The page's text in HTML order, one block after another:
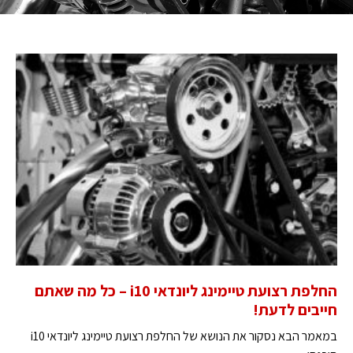
החלפת רצועת טיימינג ליונדאי i10 – כל מה שאתם
חייבים לדעת!
במאמר הבא נסקור את הנושא של החלפת רצועת טיימינג ליונדאי i10